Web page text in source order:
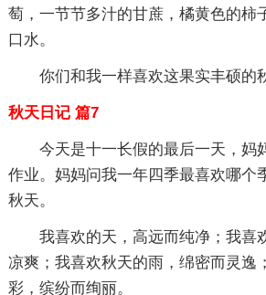
萄，一节节多汁的甘蔗，橘黄色的柿
口水。
你们和我一样喜欢这果实丰硕的
秋天日记 篇7
今天是十一长假的最后一天，妈
作业。妈妈问我一年四季最喜欢哪个
秋天。
我喜欢的天，高远而纯净；我喜
凉爽；我喜欢秋天的雨，绵密而灵逸
彩，缤纷而绚丽。